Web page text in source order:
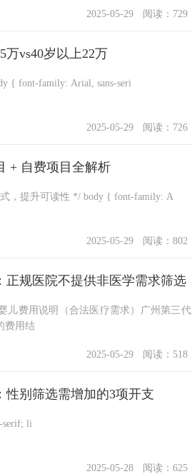
2025-05-29 阅读：729
vs40岁以上22万
广州三代试管年龄费用差异：35岁以下15万 vs 40岁以上22万body { font-family: Arial, sans-seri
2025-05-29 阅读：726
+ 自费项目全解析
广州第三代试管婴儿费用清单（医保报销+自费解析）/* 基础样式，提升可读性 */ body { font-family: A
2025-05-29 阅读：802
正规医院不提供非医学需求筛选
儿费用说明（合法医疗需求）广州第三代
费用结
2025-05-29 阅读：518
性别筛选需增加的3项开支
第三代试管包生女孩费用2025参考body { font-family: Arial, sans-serif; li
2025-05-28 阅读：625